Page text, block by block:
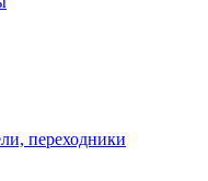
переходники